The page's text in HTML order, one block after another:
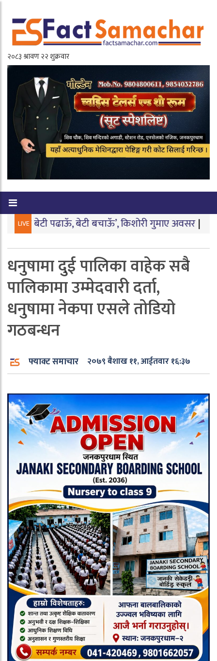
LIVE
पढाऊँ, बेटी बचाऊँ’, किशोरी गुमाए अवसर|बारामा पार्टी
धनुषामा दुई पालिका वाहेक सबै
पालिकामा उम्मेदवारी दर्ता,
धनुषामा नेकपा एसले तोडियो
गठबन्धन
फ्याक्ट समाचार २०७९ बैशाख ११, आईतवार १६:३७